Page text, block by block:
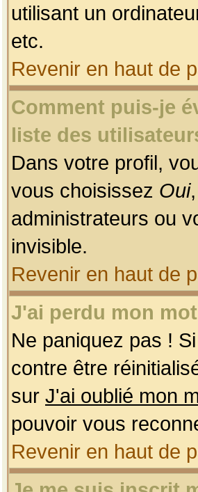
utilisant un
etc.
Revenir en haut de
Comment puis-je
liste des
Dans votre profil,
vous choisissez Oui
administrateurs ou
invisible.
Revenir en haut de
J'ai perdu mon
Ne paniquez pas !
contre être
sur J'ai oublié mon
pouvoir vous
Revenir en haut de